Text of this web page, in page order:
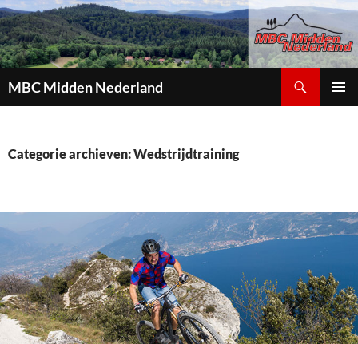
MBC Midden Nederland
INHOUD
Categorie archieven: Wedstrijdtraining